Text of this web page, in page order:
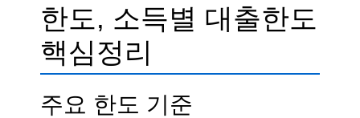
한도, 소득별 대출한도
핵심정리
주요 한도 기준